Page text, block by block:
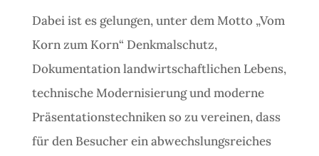
Dabei ist es gelungen, unter dem Motto „Vom
Korn zum Korn“ Denkmalschutz,
Dokumentation landwirtschaftlichen Lebens,
technische Modernisierung und moderne
Präsentationstechniken so zu vereinen, dass
für den Besucher ein abwechslungsreiches